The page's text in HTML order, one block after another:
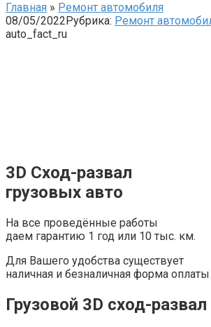
Главная » Ремонт автомобиля
08/05/2022Рубрика: Ремонт
auto_fact_ru
3D Сход-развал
грузовых авто
На все проведённые работы
даем гарантию 1 год или 10 тыс. км.
Для Вашего удобства существует
наличная и безналичная форма оплаты
Грузовой 3D сход-развал